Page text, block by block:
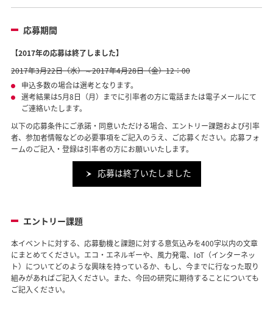
応募期間
【2017年の応募は終了しました】
2017年3月22日（水）～2017年4月28日（金）12：00
申込多数の場合は選考となります。
選考結果は5月8日（月）までに引率者の方に電話または電子メールにて
ご連絡いたします。
以下の応募条件にご承諾・同意いただける場合、エントリー課題および引率
者、参加者情報などの必要事項をご記入のうえ、ご応募ください。応募フォ
ームのご記入・登録は引率者の方にお願いいたします。
応募は終了いたしました
エントリー課題
本イベントに対する、応募動機と課題に対する意気込みを400字以内の文章
にまとめてください。エコ・エネルギーや、風力発電、IoT（インターネッ
ト）についてどのような興味を持っているか、もし、今までに行なった取り
組みがあればご記入ください。また、今回の研究に期待することについても
ご記入ください。